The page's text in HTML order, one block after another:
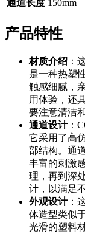
通道长度 150mm
产品特性
材质介绍 ：
是一种热塑
触感细腻，
用体验，还
要注意清洁
通道设计：
它采用了高
部结构。通
丰富的刺激
理，再到深
计，以满足
外观设计：
体造型类似
光滑的塑料